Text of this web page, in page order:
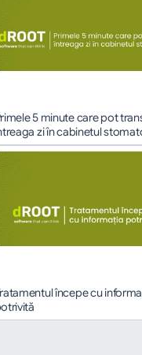
5 minute care pot
zi în cabinetul
începe cu